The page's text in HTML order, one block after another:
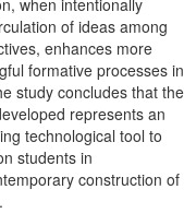
when intentionally
of ideas among
enhances more
formative processes in
study concludes that the
represents an
technological tool to
students in
construction of